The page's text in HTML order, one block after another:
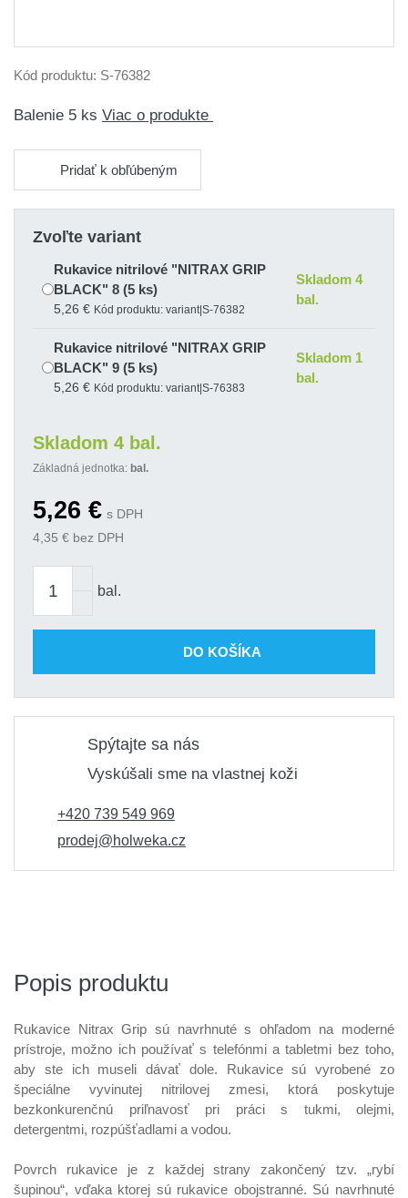
Kód produktu: S-76382
Balenie 5 ks Viac o produkte
Pridať k obľúbeným
Zvoľte variant
Rukavice nitrilové "NITRAX GRIP
BLACK" 8 (5 ks)
5,26 € Kód produktu: variant|S-76382
Skladom 4
bal.
Rukavice nitrilové "NITRAX GRIP
BLACK" 9 (5 ks)
5,26 € Kód produktu: variant|S-76383
Skladom 1
bal.
Skladom 4 bal.
Základná jednotka: bal.
5,26 € s DPH
4,35 € bez DPH
bal.
DO KOŠÍKA
Spýtajte sa nás
Vyskúšali sme na vlastnej koži
+420 739 549 969
prodej@holweka.cz
Popis produktu
Rukavice Nitrax Grip sú navrhnuté s ohľadom na moderné
prístroje, možno ich používať s telefónmi a tabletmi bez toho,
aby ste ich museli dávať dole. Rukavice sú vyrobené zo
špeciálne vyvinutej nitrilovej zmesi, ktorá poskytuje
bezkonkurenčnú priľnavosť pri práci s tukmi, olejmi,
detergentmi, rozpúšťadlami a vodou.
Povrch rukavice je z každej strany zakončený tzv. „rybí
šupinou“, vďaka ktorej sú rukavice obojstranné. Sú navrhnuté